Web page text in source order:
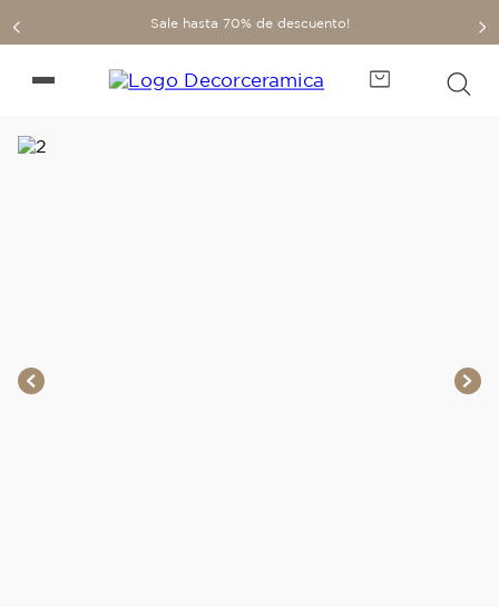
Sale hasta 70% de descuento!